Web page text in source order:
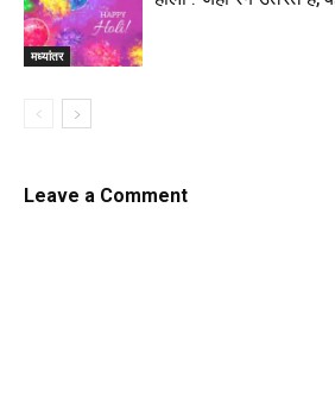
मध्यांतर
Leave a Comment